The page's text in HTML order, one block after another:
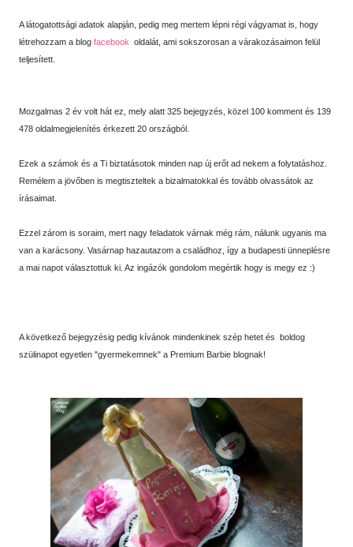
A látogatottsági adatok alapján, pedig meg mertem lépni régi vágyamat is, hogy
létrehozzam a blog facebook oldalát, ami sokszorosan a várakozásaimon felül
teljesített.
Mozgalmas 2 év volt hát ez, mely alatt 325 bejegyzés, közel 100 komment és 139
478 oldalmegjelenítés érkezett 20 országból.
Ezek a számok és a Ti biztatásotok minden nap új erőt ad nekem a folytatáshoz.
Remélem a jövőben is megtiszteltek a bizalmatokkal és tovább olvassátok az
írásaimat.
Ezzel zárom is soraim, mert nagy feladatok várnak még rám, nálunk ugyanis ma
van a karácsony. Vasárnap hazautazom a családhoz, így a budapesti ünneplésre
a mai napot választottuk ki. Az ingázók gondolom megértik hogy is megy ez :)
A következő bejegyzésig pedig kívánok mindenkinek szép hetet és boldog
szülinapot egyetlen "gyermekemnek" a Premium Barbie blognak!